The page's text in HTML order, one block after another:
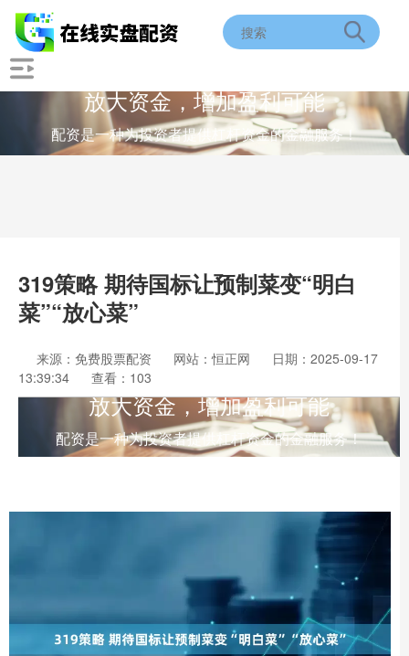
放大资金，增加盈利可能
配资是一种为投资者提供杠杆资金的金融服务！
319策略 期待国标让预制菜变“明白
菜”“放心菜”
来源：免费股票配资 网站：恒正网
日期：2025-09-17
13:39:34
查看：103
放大资金，增加盈利可能
配资是一种为投资者提供杠杆资金的金融服务！